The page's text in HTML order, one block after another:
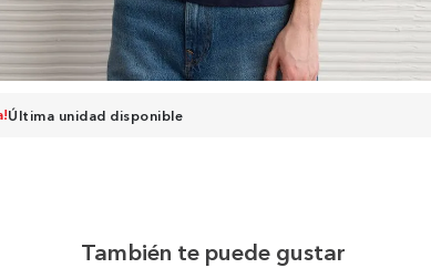
Última unidad disponible
También te puede gustar